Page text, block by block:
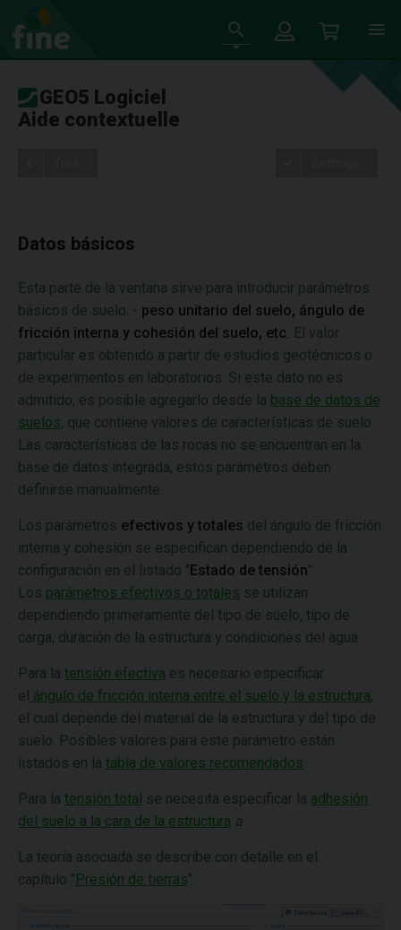
GEO5 Logiciel
Aide contextuelle
Datos básicos
Esta parte de la ventana sirve para introducir parámetros
básicos de suelo. - peso unitario del suelo, ángulo de
fricción interna y cohesión del suelo, etc. El valor
particular es obtenido a partir de estudios geotécnicos o
de experimentos en laboratorios. Si este dato no es
admitido, es posible agregarlo desde la base de datos de
suelos, que contiene valores de características de suelo.
Las características de las rocas no se encuentran en la
base de datos integrada, estos parámetros deben
definirse manualmente.
Los parámetros efectivos y totales del ángulo de fricción
interna y cohesión se especifican dependiendo de la
configuración en el listado "Estado de tensión".
Los parámetros efectivos o totales se utilizan
dependiendo primeramente del tipo de suelo, tipo de
carga, duración de la estructura y condiciones del agua.
Para la tensión efectiva es necesario especificar
el ángulo de fricción interna entre el suelo y la estructura,
el cual depende del material de la estructura y del tipo de
suelo. Posibles valores para este parámetro están
listados en la tabla de valores recomendados
Para la tensión total se necesita especificar la adhesión
del suelo a la cara de la estructura a
La teoría asociada se describe con detalle en el
capítulo "Presión de tierras".